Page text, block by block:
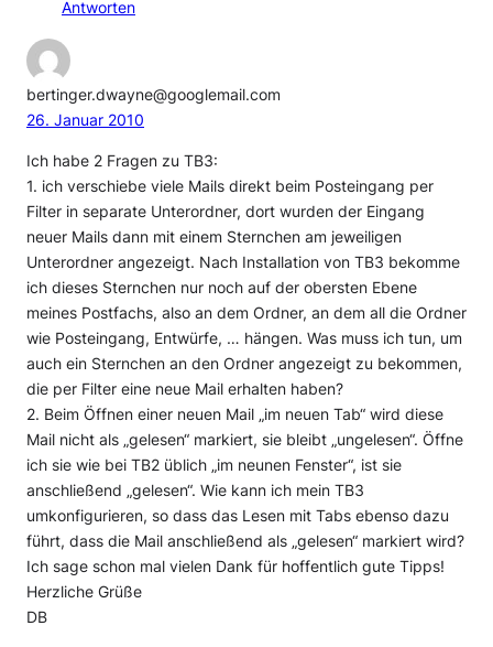
Antworten
bertinger.dwayne@googlemail.com
26. Januar 2010
Ich habe 2 Fragen zu TB3:
1. ich verschiebe viele Mails direkt beim Posteingang per
Filter in separate Unterordner, dort wurden der Eingang
neuer Mails dann mit einem Sternchen am jeweiligen
Unterordner angezeigt. Nach Installation von TB3 bekomme
ich dieses Sternchen nur noch auf der obersten Ebene
meines Postfachs, also an dem Ordner, an dem all die Ordner
wie Posteingang, Entwürfe, … hängen. Was muss ich tun, um
auch ein Sternchen an den Ordner angezeigt zu bekommen,
die per Filter eine neue Mail erhalten haben?
2. Beim Öffnen einer neuen Mail „im neuen Tab“ wird diese
Mail nicht als „gelesen“ markiert, sie bleibt „ungelesen“. Öffne
ich sie wie bei TB2 üblich „im neunen Fenster“, ist sie
anschließend „gelesen“. Wie kann ich mein TB3
umkonfigurieren, so dass das Lesen mit Tabs ebenso dazu
führt, dass die Mail anschließend als „gelesen“ markiert wird?
Ich sage schon mal vielen Dank für hoffentlich gute Tipps!
Herzliche Grüße
DB